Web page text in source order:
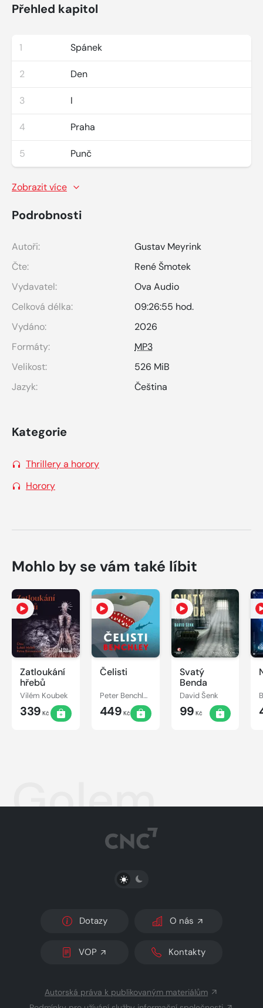
Přehled kapitol
1 Spánek
2 Den
3 I
4 Praha
5 Punč
Zobrazit více
Podrobnosti
Autoři:
Gustav Meyrink
Čte:
René Šmotek
Vydavatel:
Ova Audio
Celková délka:
09:26:55 hod.
Vydáno:
2026
Formáty:
MP3
Velikost:
526 MiB
Jazyk:
Čeština
Kategorie
Thrillery a horory
Horory
Mohlo by se vám také líbit
Zatloukání
hřebů
Vilém Koubek
339 Kč
Čelisti
Peter Benchley
449 Kč
Svatý
Benda
David Šenk
99 Kč
Golem
PŘEPNOUT SVĚTLÝ/TMAVÝ REŽIM
Dotazy O nás
VOP Kontakty
Autorská práva k publikovaným materiálům